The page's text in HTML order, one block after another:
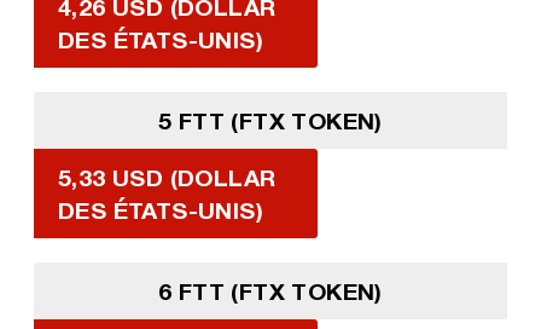
4,26 USD (DOLLAR
DES ÉTATS-UNIS)
5 FTT (FTX TOKEN)
5,33 USD (DOLLAR
DES ÉTATS-UNIS)
6 FTT (FTX TOKEN)